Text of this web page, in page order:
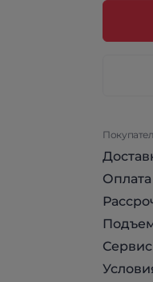
Оплата
Сервис